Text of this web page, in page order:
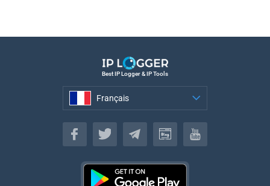
Best IP Logger & IP Tools
Français
Français